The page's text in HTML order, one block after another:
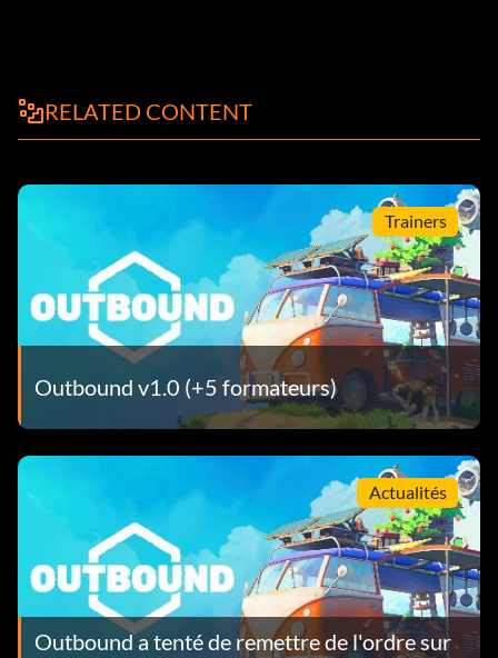
RELATED CONTENT
Trainers
Outbound v1.0 (+5 formateurs)
Actualités
Outbound a tenté de remettre de l'ordre sur